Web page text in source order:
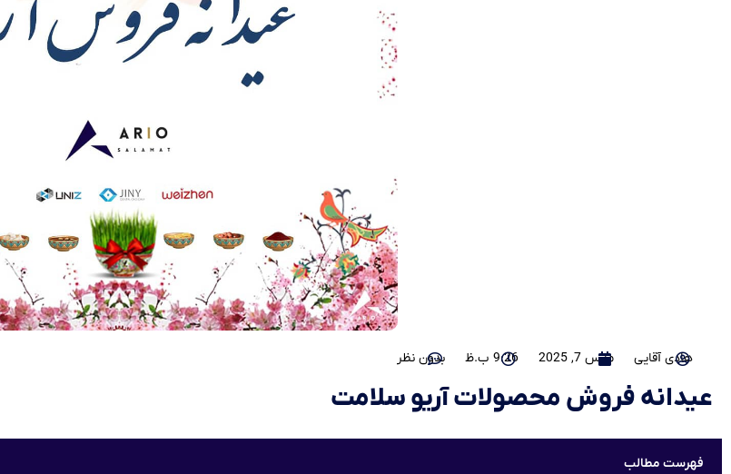
هادی آقایی مارس 7, 2025 9:26 ب.ظ بدون نظر
عیدانه فروش محصولات آریو سلامت
فهرست مطالب